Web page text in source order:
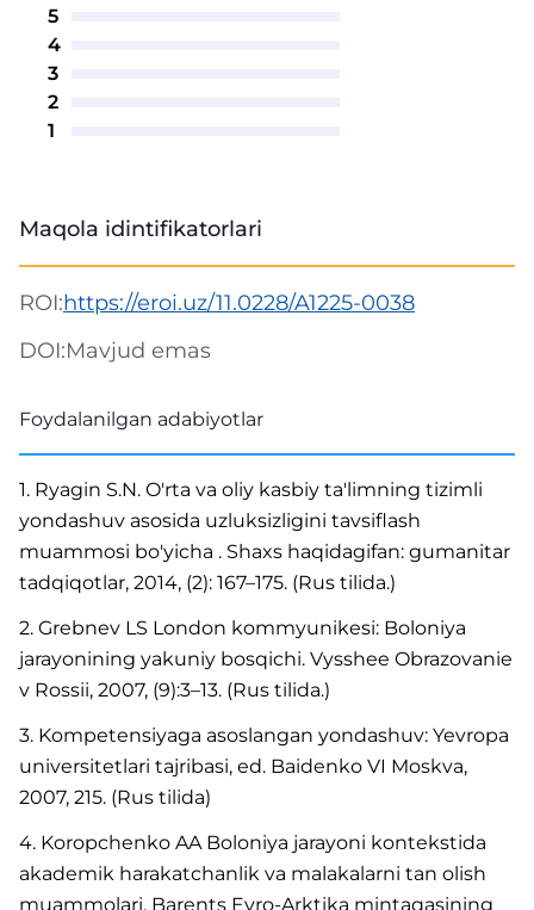
5
4
3
2
1
Maqola idintifikatorlari
ROI:https://eroi.uz/11.0228/A1225-0038
DOI:Mavjud emas
Foydalanilgan adabiyotlar
1. Ryagin S.N. O'rta va oliy kasbiy ta'limning tizimli
yondashuv asosida uzluksizligini tavsiflash
muammosi bo'yicha . Shaxs haqidagifan: gumanitar
tadqiqotlar, 2014, (2): 167–175. (Rus tilida.)
2. Grebnev LS London kommyunikesi: Boloniya
jarayonining yakuniy bosqichi. Vysshee Obrazovanie
v Rossii, 2007, (9):3–13. (Rus tilida.)
3. Kompetensiyaga asoslangan yondashuv: Yevropa
universitetlari tajribasi, ed. Baidenko VI Moskva,
2007, 215. (Rus tilida)
4. Koropchenko AA Boloniya jarayoni kontekstida
akademik harakatchanlik va malakalarni tan olish
muammolari. Barents Evro-Arktika mintaqasining